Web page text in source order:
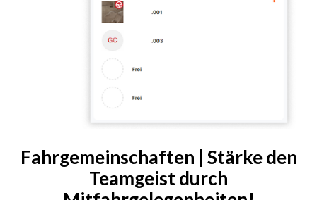
Fahrgemeinschaften | Stärke den
Teamgeist durch